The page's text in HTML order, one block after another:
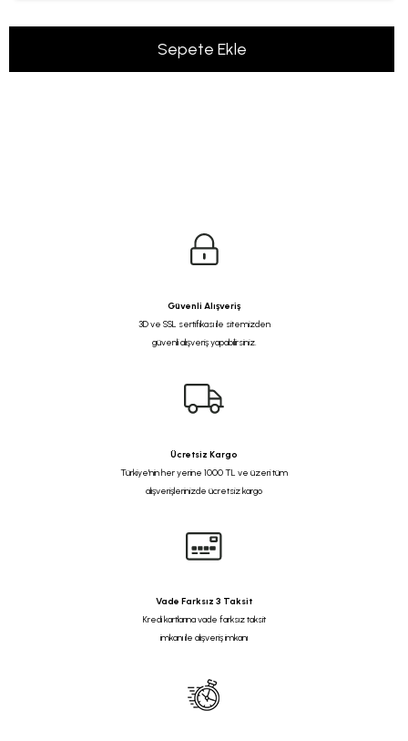
Güvenli Alışveriş
3D ve SSL sertifikası ile sitemizden
güvenli alışveriş yapabilirsiniz.
Ücretsiz Kargo
Türkiye'nin her yerine 1000 TL ve üzeri tüm
alışverişlerinizde ücretsiz kargo
Vade Farksız 3 Taksit
Kredi kartlarına vade farksız taksit
imkanı ile alışveriş imkanı